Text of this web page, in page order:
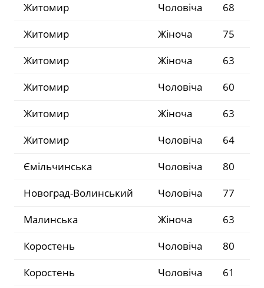
Житомир
Чоловіча
68
Житомир
Жіноча
75
Житомир
Жіноча
63
Житомир
Чоловіча
60
Житомир
Жіноча
63
Житомир
Чоловіча
64
Ємільчинська
Чоловіча
80
Новоград-Волинський
Чоловіча
77
Малинська
Жіноча
63
Коростень
Чоловіча
80
Коростень
Чоловіча 61